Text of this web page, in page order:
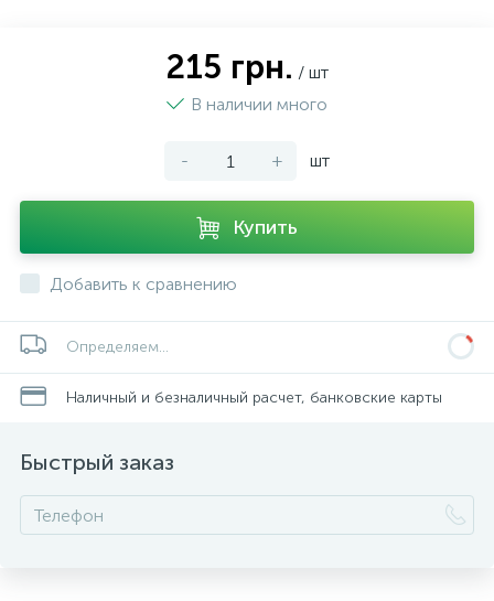
215 грн. / шт
В наличии много
- + шт
Купить
Добавить к сравнению
Определяем...
Наличный и безналичный расчет, банковские карты
Быстрый заказ